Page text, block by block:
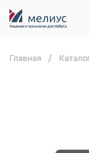
Главная